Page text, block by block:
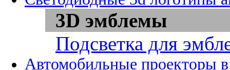
3D эмблемы
Подсветка для
Автомобильные проекторы